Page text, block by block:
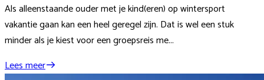
Als alleenstaande ouder met je kind(eren) op wintersport
vakantie gaan kan een heel geregel zijn. Dat is wel een stuk
minder als je kiest voor een groepsreis me...
Lees meer